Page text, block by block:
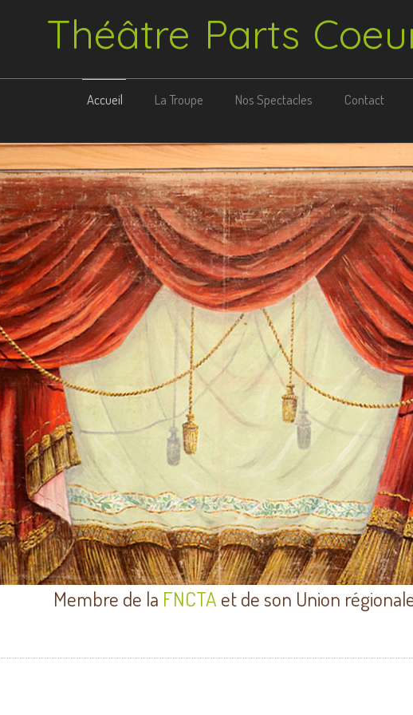
Théâtre Parts
Accueil La Troupe Nos Spectacles Contact
Membre de la FNCTA et de son Union